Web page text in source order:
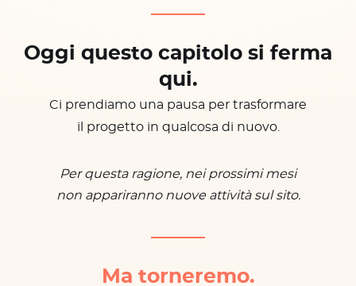
Oggi questo capitolo si ferma
qui.
Ci prendiamo una pausa per trasformare
il progetto in qualcosa di nuovo.
Per questa ragione, nei prossimi mesi
non appariranno nuove attività sul sito.
Ma torneremo.